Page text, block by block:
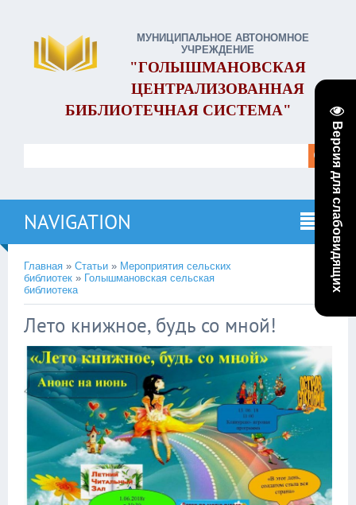
Версия для слабовидящих
МУНИЦИПАЛЬНОЕ АВТОНОМНОЕ
УЧРЕЖДЕНИЕ
"ГОЛЫШМАНОВСКАЯ
ЦЕНТРАЛИЗОВАННАЯ
БИБЛИОТЕЧНАЯ СИСТЕМА"
NAVIGATION
Главная » Статьи » Мероприятия сельских
библиотек » Голышмановская сельская
библиотека
Лето книжное, будь со мной!